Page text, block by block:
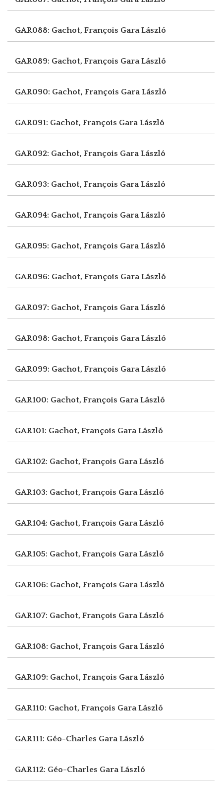
GAR088: Gachot, François Gara László
GAR089: Gachot, François Gara László
GAR090: Gachot, François Gara László
GAR091: Gachot, François Gara László
GAR092: Gachot, François Gara László
GAR093: Gachot, François Gara László
GAR094: Gachot, François Gara László
GAR095: Gachot, François Gara László
GAR096: Gachot, François Gara László
GAR097: Gachot, François Gara László
GAR098: Gachot, François Gara László
GAR099: Gachot, François Gara László
GAR100: Gachot, François Gara László
GAR101: Gachot, François Gara László
GAR102: Gachot, François Gara László
GAR103: Gachot, François Gara László
GAR104: Gachot, François Gara László
GAR105: Gachot, François Gara László
GAR106: Gachot, François Gara László
GAR107: Gachot, François Gara László
GAR108: Gachot, François Gara László
GAR109: Gachot, François Gara László
GAR110: Gachot, François Gara László
GAR111: Géo-Charles Gara László
GAR112: Géo-Charles Gara László